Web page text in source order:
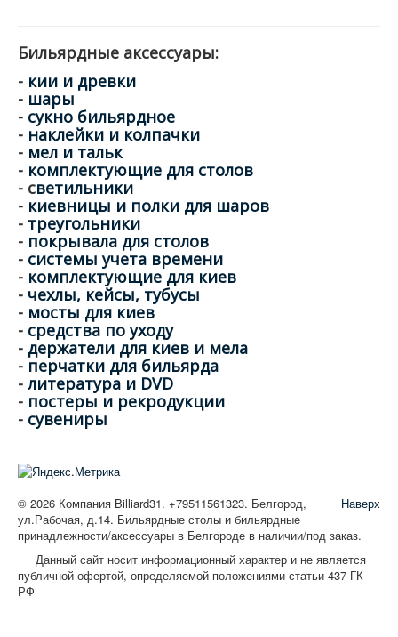
Бильярдные аксессуары:
- кии и древки
- шары
- сукно бильярдное
- наклейки и колпачки
- мел и тальк
- комплектующие для столов
- светильники
- киевницы и полки для шаров
- треугольники
- покрывала для столов
- системы учета времени
- комплектующие для киев
- чехлы, кейсы, тубусы
- мосты для киев
- средства по уходу
- держатели для киев и мела
- перчатки для бильярда
- литература и DVD
- постеры и рекродукции
- сувениры
Наверх
© 2026 Компания Billiard31. +79511561323. Белгород,
ул.Рабочая, д.14. Бильярдные столы и бильярдные
принадлежности/аксессуары в Белгороде в наличии/под заказ.
Данный сайт носит информационный характер и не является
публичной офертой, определяемой положениями статьи 437 ГК
РФ